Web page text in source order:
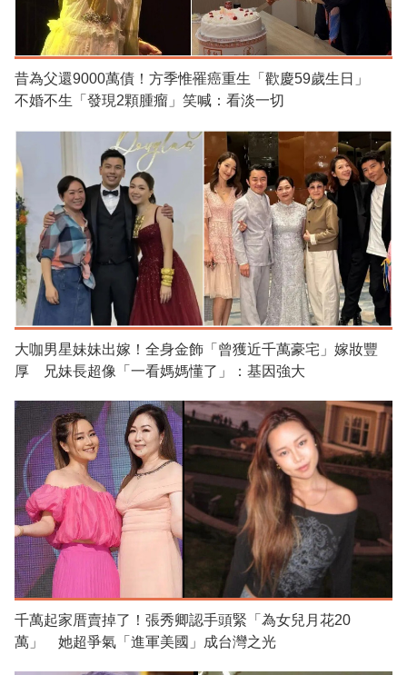
昔為父還9000萬債！方季惟罹癌重生「歡慶59歲生日」
不婚不生「發現2顆腫瘤」笑喊：看淡一切
大咖男星妹妹出嫁！全身金飾「曾獲近千萬豪宅」嫁妝豐
厚 兄妹長超像「一看媽媽懂了」：基因強大
千萬起家厝賣掉了！張秀卿認手頭緊「為女兒月花20
萬」 她超爭氣「進軍美國」成台灣之光